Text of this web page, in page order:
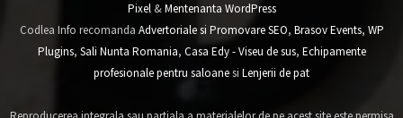
Pixel&Mentenanta WordPress
Codlea Info recomanda Advertoriale si Promovare SEO, Brasov Events, WP
Plugins, Sali Nunta Romania, Casa Edy - Viseu de sus, Echipamente
profesionale pentru saloanesi Lenjerii de pat